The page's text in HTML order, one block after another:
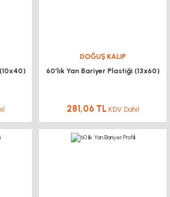
DOĞUŞ KALIP
60'lık Yan Bariyer Plastiği (13x60)
281,06 TL KDV Dahil